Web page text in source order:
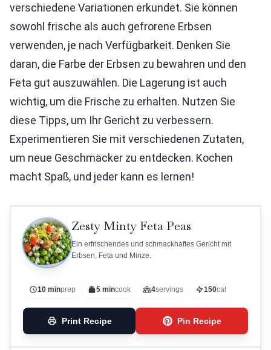
verschiedene Variationen erkundet. Sie können
sowohl frische als auch gefrorene Erbsen
verwenden, je nach Verfügbarkeit. Denken Sie
daran, die Farbe der Erbsen zu bewahren und den
Feta gut auszuwählen. Die Lagerung ist auch
wichtig, um die Frische zu erhalten. Nutzen Sie
diese Tipps, um Ihr Gericht zu verbessern.
Experimentieren Sie mit verschiedenen Zutaten,
um neue Geschmäcker zu entdecken. Kochen
macht Spaß, und jeder kann es lernen!
Zesty Minty Feta Peas
Ein erfrischendes und schmackhaftes Gericht mit
Erbsen, Feta und Minze.
10 minprep 5 mincook 4servings 150cal
Print Recipe Pin Recipe